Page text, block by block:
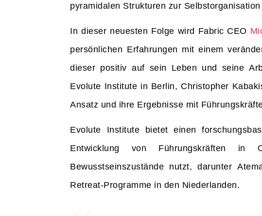
pyramidalen Strukturen zur
In dieser neuesten Folge wird Fabric CEO
persönlichen Erfahrungen mit einem
dieser positiv auf sein Leben und seine
Evolute Institute in Berlin, Christopher
Ansatz und ihre Ergebnisse mit
Evolute Institute bietet einen
Entwicklung von Führungskräften in
Bewusstseinszustände nutzt, darunter
Retreat-Programme in den Niederlanden.